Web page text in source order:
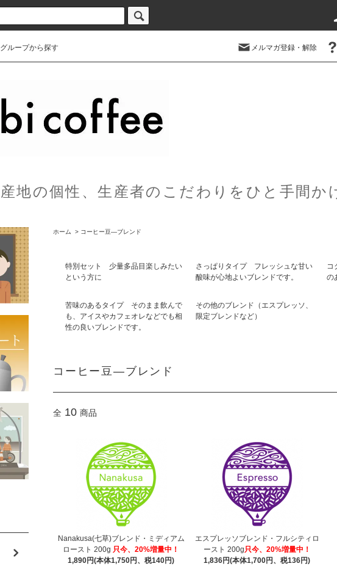
グループから探す メルマガ登録・解除
産地の個性、生産者のこだわりをひと手間か
ホーム > コーヒー豆―ブレンド
特別セット 少量多品目楽しみたい
という方に
さっぱりタイプ フレッシュな甘い
酸味が心地よいブレンドです。
コ
の
苦味のあるタイプ そのまま飲んで
も、アイスやカフェオレなどでも相
性の良いブレンドです。
その他のブレンド（エスプレッソ、
限定ブレンドなど）
コーヒー豆―ブレンド
全 10 商品
Nanakusa(七草)ブレンド・ミディアム
ロースト 200g 只今、20%増量中！
1,890円(本体1,750円、税140円)
エスプレッソブレンド・フルシティロ
ースト 200g只今、20%増量中！
1,836円(本体1,700円、税136円)